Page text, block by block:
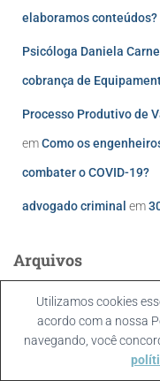
elaboramos conteúdos?
Psicóloga Daniela
cobrança de
Processo Produtivo de
emComo os
combater o COVID-19?
advogado criminal em
Arquivos
setembro 2022
julho 2022
Utilizamos cookies
acordo com a nossa
navegando, você